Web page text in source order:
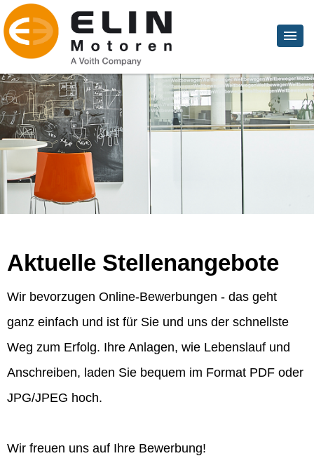
Aktuelle Stellenangebote
Wir bevorzugen Online-Bewerbungen - das geht
ganz einfach und ist für Sie und uns der schnellste
Weg zum Erfolg. Ihre Anlagen, wie Lebenslauf und
Anschreiben, laden Sie bequem im Format PDF oder
JPG/JPEG hoch.
Wir freuen uns auf Ihre Bewerbung!